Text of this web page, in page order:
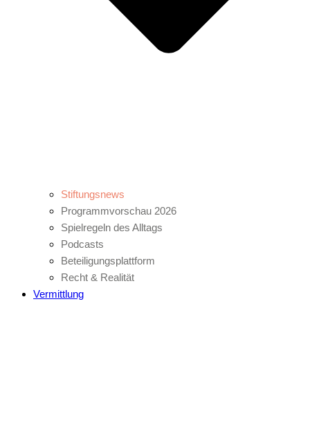
Stiftungsnews
Programmvorschau 2026
Spielregeln des Alltags
Podcasts
Beteiligungsplattform
Recht & Realität
Vermittlung